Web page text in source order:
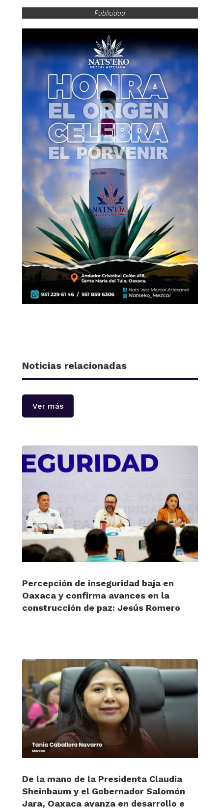
Publicidad
Noticias relacionadas
Ver más
Percepción de inseguridad baja en
Oaxaca y confirma avances en la
construcción de paz: Jesús Romero
De la mano de la Presidenta Claudia
Sheinbaum y el Gobernador Salomón
Jara, Oaxaca avanza en desarrollo e